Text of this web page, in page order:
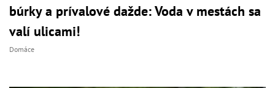
búrky a prívalové dažde: Voda v mestách sa
valí ulicami!
Domáce